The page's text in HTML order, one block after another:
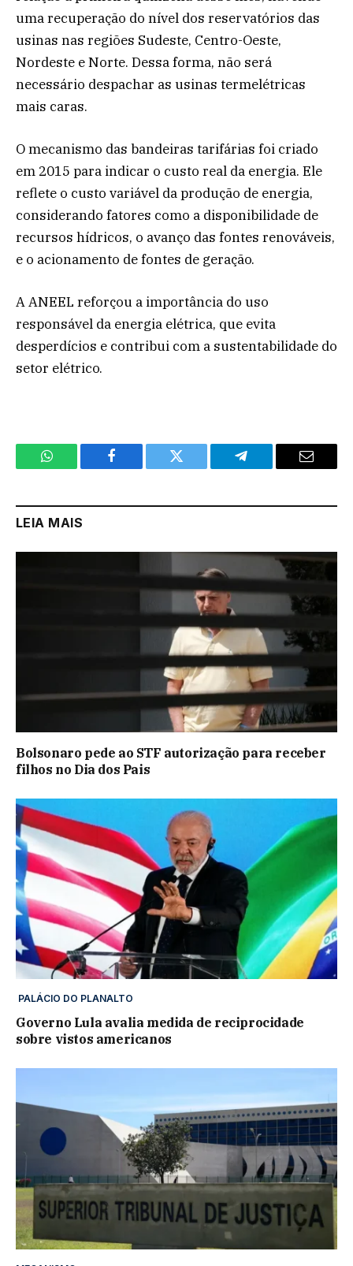
uma recuperação do nível dos reservatórios das
usinas nas regiões Sudeste, Centro-Oeste,
Nordeste e Norte. Dessa forma, não será
necessário despachar as usinas termelétricas
mais caras.
O mecanismo das bandeiras tarifárias foi criado
em 2015 para indicar o custo real da energia. Ele
reflete o custo variável da produção de energia,
considerando fatores como a disponibilidade de
recursos hídricos, o avanço das fontes renováveis,
e o acionamento de fontes de geração.
A ANEEL reforçou a importância do uso
responsável da energia elétrica, que evita
desperdícios e contribui com a sustentabilidade do
setor elétrico.
WhatsApp Facebook Twitter Telegram Email
LEIA MAIS
Bolsonaro pede ao STF autorização para receber
filhos no Dia dos Pais
PALÁCIO DO PLANALTO
Governo Lula avalia medida de reciprocidade
sobre vistos americanos